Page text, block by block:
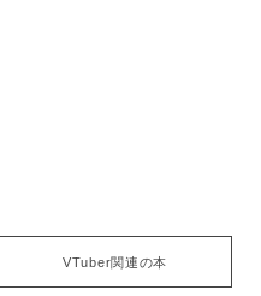
VTuber関連の本